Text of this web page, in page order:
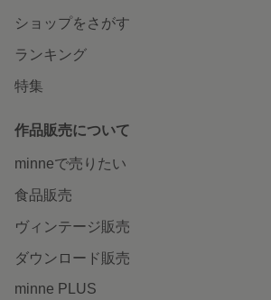
ショップをさがす
ランキング
特集
作品販売について
minneで売りたい
食品販売
ヴィンテージ販売
ダウンロード販売
minne PLUS